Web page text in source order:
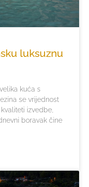
luksuznu
kuća s
se vrijednost
izvedbe,
boravak čine